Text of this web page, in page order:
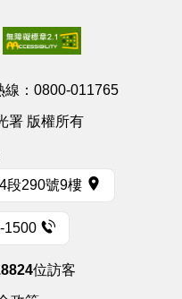
： 0800-011765
署 版權所有
段290號9樓
1500
位訪客